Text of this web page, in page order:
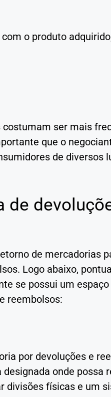
o produto
ser mais
que o
de diversos
de
de mercadorias
Logo abaixo,
se possui um
reembolsos:
por devoluções e
onde possa
divisões físicas e um